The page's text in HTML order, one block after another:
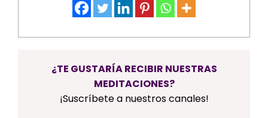
¿TE GUSTARÍA RECIBIR NUESTRAS
MEDITACIONES?
¡Suscríbete a nuestros canales!